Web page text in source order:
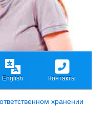
English Контакты
хранении